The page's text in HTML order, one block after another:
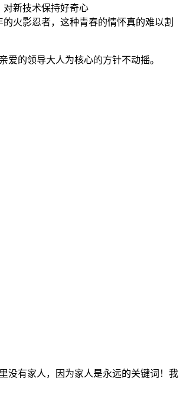
对新技术保持好奇心
的火影忍者，这种青春的情怀真的难以割
爱的领导大人为核心的方针不动摇。
没有家人，因为家人是永远的关键词！我